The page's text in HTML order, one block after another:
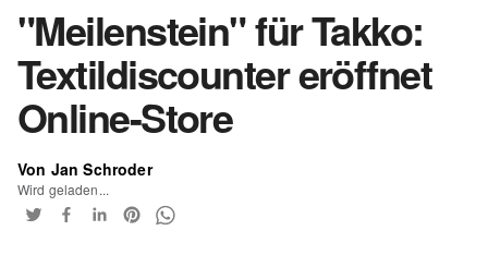
"Meilenstein" für Takko:
Textildiscounter eröffnet
Online-Store
Von Jan Schroder
Wird geladen...